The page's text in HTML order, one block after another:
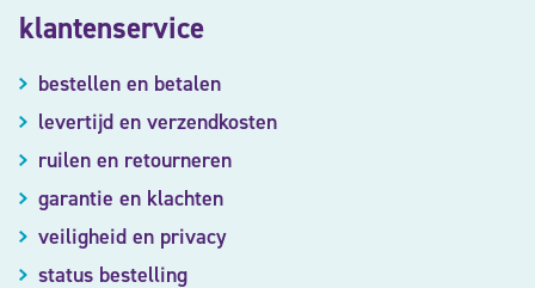
klantenservice
bestellen en betalen
levertijd en verzendkosten
ruilen en retourneren
garantie en klachten
veiligheid en privacy
status bestelling